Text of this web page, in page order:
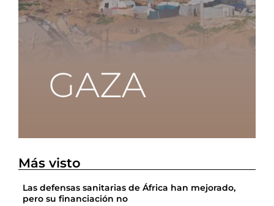
Más visto
Las defensas sanitarias de África han mejorado,
pero su financiación no